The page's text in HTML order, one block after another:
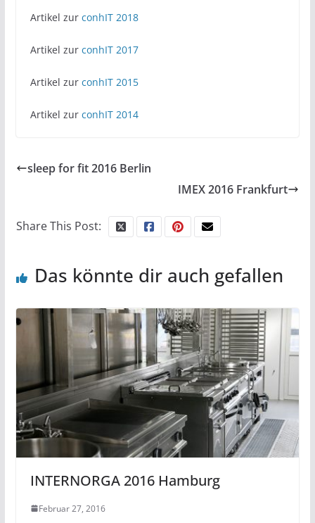
Artikel zur conhIT 2018
Artikel zur conhIT 2017
Artikel zur conhIT 2015
Artikel zur conhIT 2014
sleep for fit 2016 Berlin
IMEX 2016 Frankfurt
Share This Post:
Das könnte dir auch gefallen
INTERNORGA 2016 Hamburg
Februar 27, 2016